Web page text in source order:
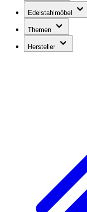
Edelstahlmöbel
Themen
Hersteller